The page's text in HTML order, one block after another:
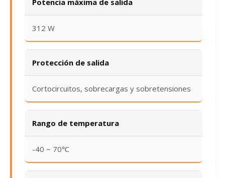
Potencia máxima de salida
312 W
Protección de salida
Cortocircuitos, sobrecargas y sobretensiones
Rango de temperatura
-40 ~ 70℃